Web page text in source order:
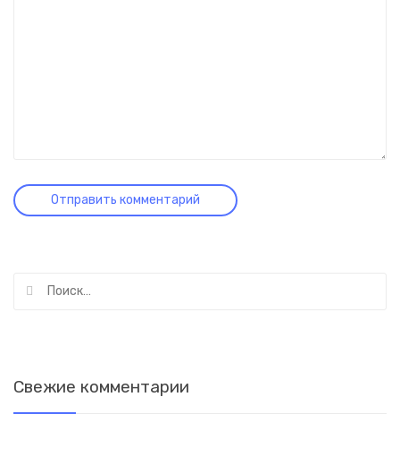
Свежие комментарии